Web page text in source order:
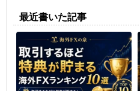
最近書いた記事